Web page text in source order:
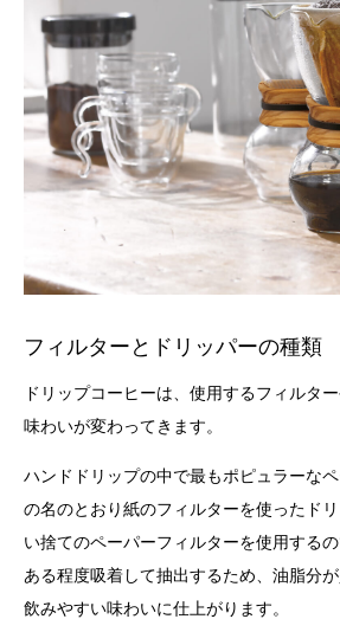
フィルターとドリッパーの種類
ドリップコーヒーは、使用するフィルタ
味わいが変わってきます。
ハンドドリップの中で最もポピュラーな
の名のとおり紙のフィルターを使ったド
い捨てのペーパーフィルターを使用する
ある程度吸着して抽出するため、油脂分
飲みやすい味わいに仕上がります。